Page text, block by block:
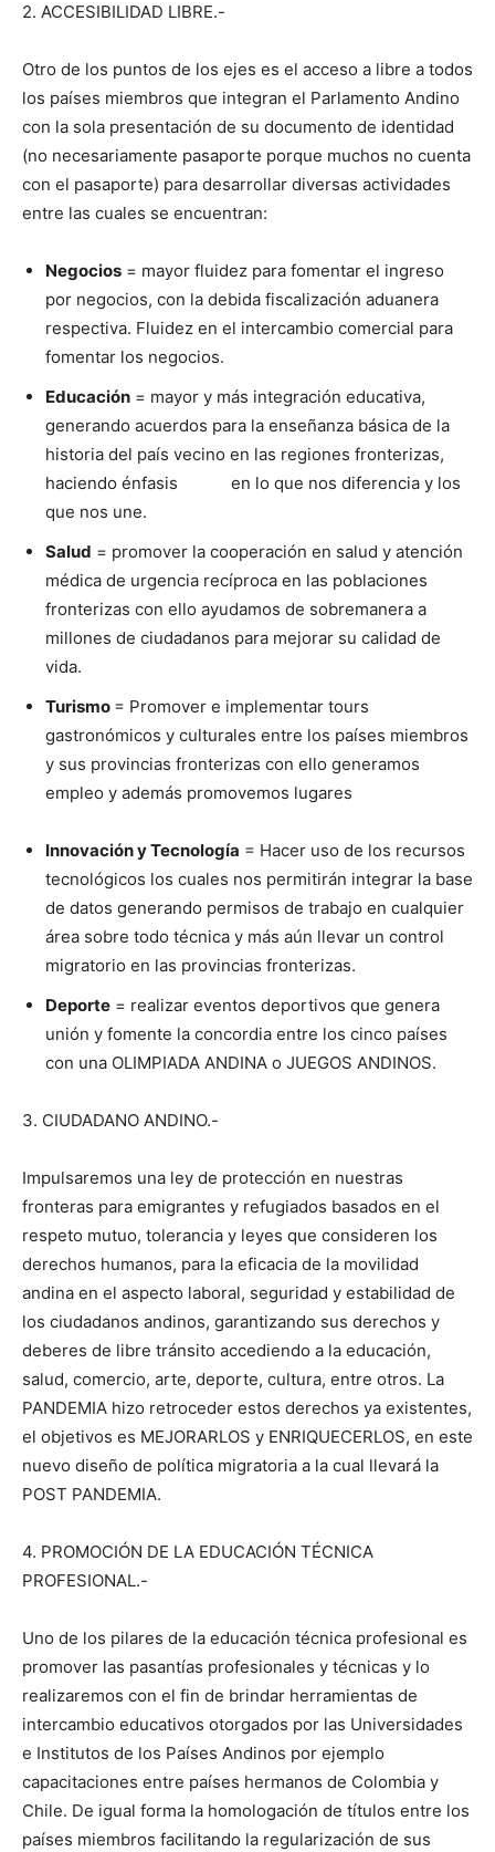
2. ACCESIBILIDAD LIBRE.-
Otro de los puntos de los ejes es el acceso a libre a todos
los países miembros que integran el Parlamento Andino
con la sola presentación de su documento de identidad
(no necesariamente pasaporte porque muchos no cuenta
con el pasaporte) para desarrollar diversas actividades
entre las cuales se encuentran:
Negocios = mayor fluidez para fomentar el ingreso
por negocios, con la debida fiscalización aduanera
respectiva. Fluidez en el intercambio comercial para
fomentar los negocios.
Educación = mayor y más integración educativa,
generando acuerdos para la enseñanza básica de la
historia del país vecino en las regiones fronterizas,
haciendo énfasis en lo que nos diferencia y los
que nos une.
Salud = promover la cooperación en salud y atención
médica de urgencia recíproca en las poblaciones
fronterizas con ello ayudamos de sobremanera a
millones de ciudadanos para mejorar su calidad de
vida.
Turismo = Promover e implementar tours
gastronómicos y culturales entre los países miembros
y sus provincias fronterizas con ello generamos
empleo y además promovemos lugares
Innovación y Tecnología = Hacer uso de los recursos
tecnológicos los cuales nos permitirán integrar la base
de datos generando permisos de trabajo en cualquier
área sobre todo técnica y más aún llevar un control
migratorio en las provincias fronterizas.
Deporte = realizar eventos deportivos que genera
unión y fomente la concordia entre los cinco países
con una OLIMPIADA ANDINA o JUEGOS ANDINOS.
3. CIUDADANO ANDINO.-
Impulsaremos una ley de protección en nuestras
fronteras para emigrantes y refugiados basados en el
respeto mutuo, tolerancia y leyes que consideren los
derechos humanos, para la eficacia de la movilidad
andina en el aspecto laboral, seguridad y estabilidad de
los ciudadanos andinos, garantizando sus derechos y
deberes de libre tránsito accediendo a la educación,
salud, comercio, arte, deporte, cultura, entre otros. La
PANDEMIA hizo retroceder estos derechos ya existentes,
el objetivos es MEJORARLOS y ENRIQUECERLOS, en este
nuevo diseño de política migratoria a la cual llevará la
POST PANDEMIA.
4. PROMOCIÓN DE LA EDUCACIÓN TÉCNICA
PROFESIONAL.-
Uno de los pilares de la educación técnica profesional es
promover las pasantías profesionales y técnicas y lo
realizaremos con el fin de brindar herramientas de
intercambio educativos otorgados por las Universidades
e Institutos de los Países Andinos por ejemplo
capacitaciones entre países hermanos de Colombia y
Chile. De igual forma la homologación de títulos entre los
países miembros facilitando la regularización de sus